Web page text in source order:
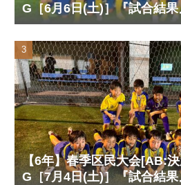
G［6月6日(土)］『試合結
ート』『試合動画』
【6年】春季区民大会[AB:
G［7月4日(土)］『試合結